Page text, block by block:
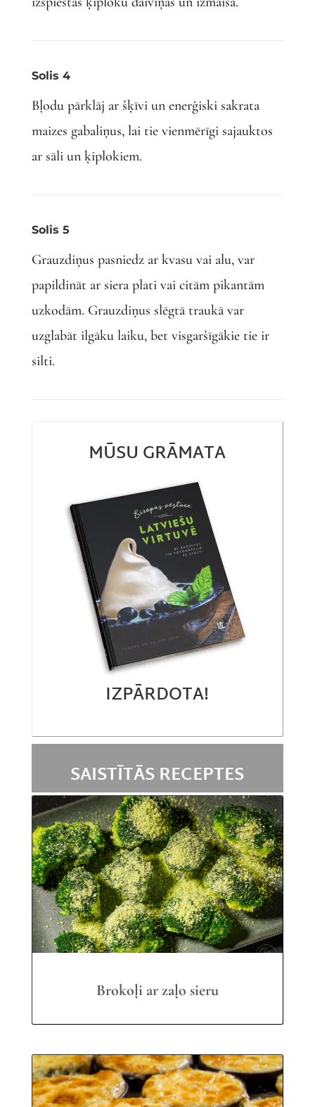
Solis 4
Bļodu pārklāj ar šķīvi un enerģiski sakrata
maizes gabaliņus, lai tie vienmērīgi sajauktos
ar sāli un ķiplokiem.
Solis 5
Grauzdiņus pasniedz ar kvasu vai alu, var
papildināt ar siera plati vai citām pikantām
uzkodām. Grauzdiņus slēgtā traukā var
uzglabāt ilgāku laiku, bet visgaršīgākie tie ir
silti.
MŪSU GRĀMATA
IZPĀRDOTA!
SAISTĪTĀS RECEPTES
Brokoļi ar zaļo sieru